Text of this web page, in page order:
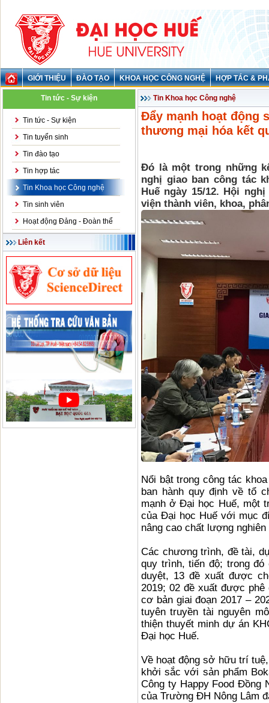
GIỚI THIỆU ĐÀO TẠO KHOA HỌC CÔNG NGHỆ HỢP TÁC &
Tin tức - Sự kiện
Tin tức - Sự kiện
Tin tuyển sinh
Tin đào tạo
Tin hợp tác
Tin Khoa học Công nghệ
Tin sinh viên
Hoạt động Đảng - Đoàn thể
Liên kết
Tin Khoa học Công nghệ
Đẩy mạnh hoạt động
thương mại hóa kết
Đó là một trong những
nghị giao ban công tác
Huế ngày 15/12. Hội
viện thành viên, khoa,
Nổi bật trong công tác
ban hành quy định về tổ
mạnh ở Đại học Huế, một
của Đại học Huế với mục
nâng cao chất lượng
Các chương trình, đề tài,
quy trình, tiến độ; trong
duyệt, 13 đề xuất được
2019; 02 đề xuất được
cơ bản giai đoạn 2017 –
tuyên truyền tài nguyên
thiện thuyết minh dự án
Đại học Huế.
Về hoạt động sở hữu trí
khởi sắc với sản phẩm
Công ty Happy Food Đồng
của Trường ĐH Nông Lâm